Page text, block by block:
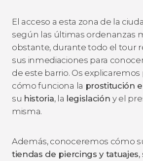
El acceso a esta zona de la
según las últimas ordenanzas
obstante, durante todo el tour
sus inmediaciones para
de este barrio. Os
cómo funciona la prostitución
su historia, la legislacióny el
misma.
Además, conoceremos cómo
tiendas de piercings y tatuajes,